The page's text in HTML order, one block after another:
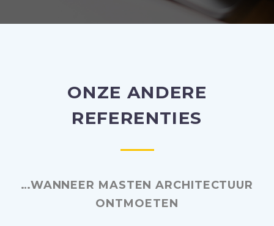
ONZE ANDERE
REFERENTIES
…WANNEER MASTEN ARCHITECTUUR
ONTMOETEN